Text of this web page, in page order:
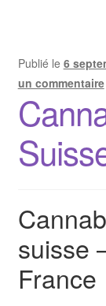
Publié le 6
un commentaire
suisse
France